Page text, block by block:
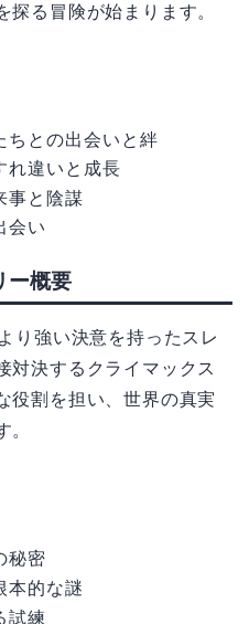
探る冒険が始まります。
ちとの出会いと絆
れ違いと成長
事と陰謀
会い
ー概要
り強い決意を持ったスレ
対決するクライマックス
役割を担い、世界の真実
。
秘密
本的な謎
試練